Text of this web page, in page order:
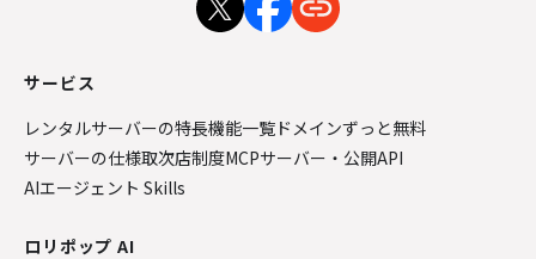
サービス
レンタルサーバーの特長機能一覧 ドメインずっと無料
サーバーの仕様取次店制度MCPサーバー・公開API
AIエージェント Skills
ロリポップ AI